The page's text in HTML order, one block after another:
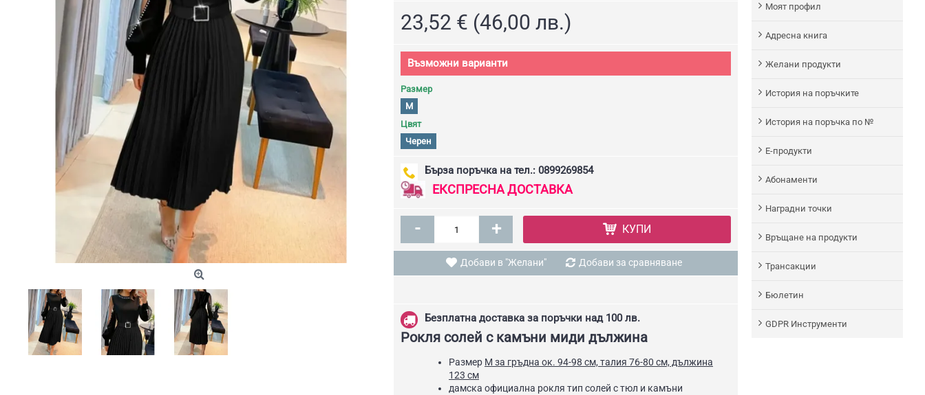
Моят профил
Адреснa книгa
Желани продукти
История на поръчките
История на поръчка по №
Е-продукти
Абонаменти
Наградни точки
Връщане на продукти
Трансакции
Бюлетин
GDPR Инструменти
23,52 € (46,00 лв.)
Възможни варианти
Размер
M
Цвят
Черен
Бърза поръчка на тел.: 0899269854
ЕКСПРЕСНА ДОСТАВКА
- + КУПИ
Добави в "Желани" Добави за сравняване
Безплатна доставка за поръчки над 100 лв.
Рокля солей с камъни миди дължина
Размер М за гръдна ок. 94-98 см, талия 76-80 см, дължина
123 см
дамска официална рокля тип солей с тюл и камъни